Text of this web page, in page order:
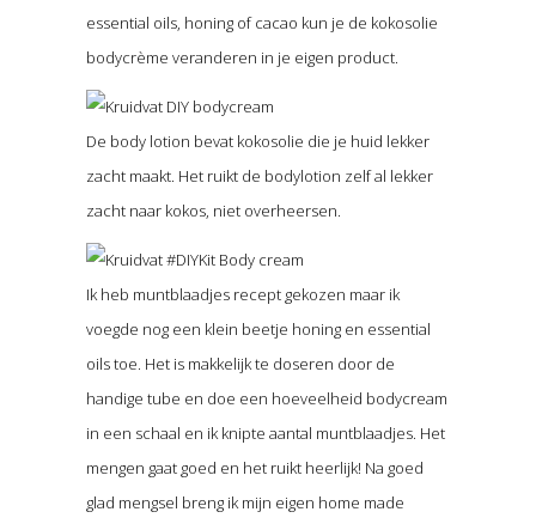
essential oils, honing of cacao kun je de kokosolie
bodycrème veranderen in je eigen product.
De body lotion bevat kokosolie die je huid lekker
zacht maakt. Het ruikt de bodylotion zelf al lekker
zacht naar kokos, niet overheersen.
Ik heb muntblaadjes recept gekozen maar ik
voegde nog een klein beetje honing en essential
oils toe. Het is makkelijk te doseren door de
handige tube en doe een hoeveelheid bodycream
in een schaal en ik knipte aantal muntblaadjes. Het
mengen gaat goed en het ruikt heerlijk! Na goed
glad mengsel breng ik mijn eigen home made